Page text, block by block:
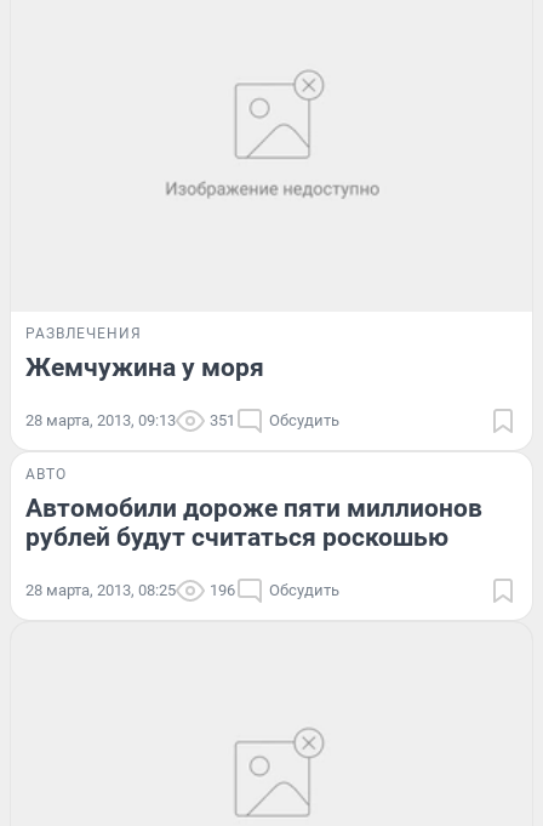
РАЗВЛЕЧЕНИЯ
Жемчужина у моря
28 марта, 2013, 09:13 351 Обсудить
АВТО
Автомобили дороже пяти миллионов
рублей будут считаться роскошью
28 марта, 2013, 08:25 196 Обсудить